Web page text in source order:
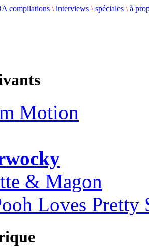
compilations \ interviews \ spéciales \ à
Motion
& Magon
Loves Pretty